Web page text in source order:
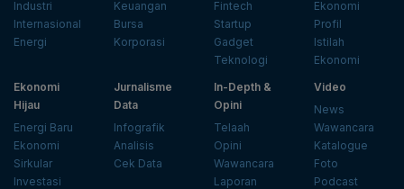
Industri
Internasional
Energi
Keuangan
Bursa
Korporasi
Fintech
Startup
Gadget
Teknologi
Ekonomi
Profil
Istilah
Ekonomi
Ekonomi
Hijau
Energi Baru
Ekonomi
Sirkular
Investasi
Jurnalisme
Data
Infografik
Analisis
Cek Data
In-Depth &
Opini
Telaah
Opini
Wawancara
Laporan
Video
News
Wawancara
Katalogue
Foto
Podcast